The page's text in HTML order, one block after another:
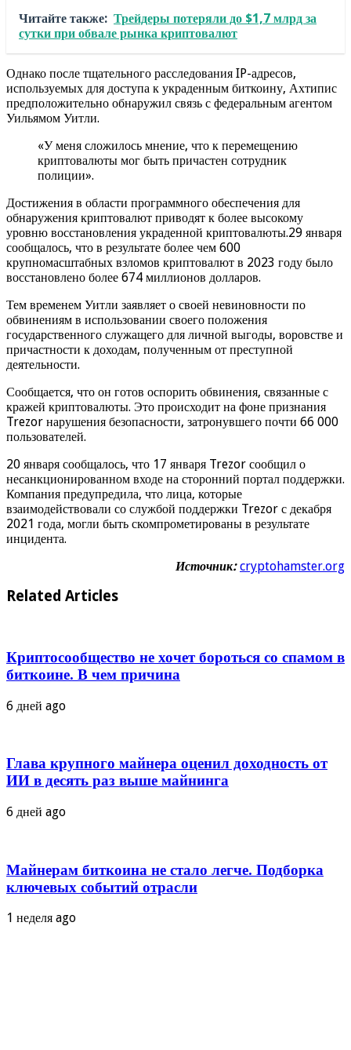
Читайте также: Трейдеры потеряли до $1,7 млрд за
сутки при обвале рынка криптовалют
Однако после тщательного расследования IP-адресов,
используемых для доступа к украденным биткоину, Ахтипис
предположительно обнаружил связь с федеральным агентом
Уильямом Уитли.
«У меня сложилось мнение, что к перемещению
криптовалюты мог быть причастен сотрудник
полиции».
Достижения в области программного обеспечения для
обнаружения криптовалют приводят к более высокому
уровню восстановления украденной криптовалюты.29 января
сообщалось, что в результате более чем 600
крупномасштабных взломов криптовалют в 2023 году было
восстановлено более 674 миллионов долларов.
Тем временем Уитли заявляет о своей невиновности по
обвинениям в использовании своего положения
государственного служащего для личной выгоды, воровстве и
причастности к доходам, полученным от преступной
деятельности.
Сообщается, что он готов оспорить обвинения, связанные с
кражей криптовалюты. Это происходит на фоне признания
Trezor нарушения безопасности, затронувшего почти 66 000
пользователей.
20 января сообщалось, что 17 января Trezor сообщил о
несанкционированном входе на сторонний портал поддержки.
Компания предупредила, что лица, которые
взаимодействовали со службой поддержки Trezor с декабря
2021 года, могли быть скомпрометированы в результате
инцидента.
Источник: cryptohamster.org
Related Articles
Криптосообщество не хочет бороться со спамом в
биткоине. В чем причина
6 дней ago
Глава крупного майнера оценил доходность от
ИИ в десять раз выше майнинга
6 дней ago
Майнерам биткоина не стало легче. Подборка
ключевых событий отрасли
1 неделя ago